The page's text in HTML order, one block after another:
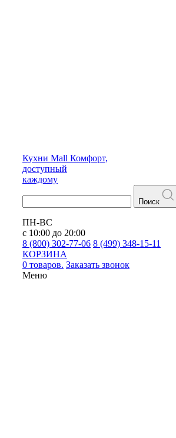
Кухни Mall Комфорт,
доступный
каждому
Поиск
ПН-ВС
с 10:00 до 20:00
8 (800) 302-77-06 8 (499) 348-15-11
КОРЗИНА
0 товаров. Заказать звонок
Меню